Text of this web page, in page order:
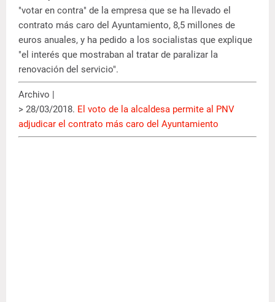
"votar en contra" de la empresa que se ha llevado el
contrato más caro del Ayuntamiento, 8,5 millones de
euros anuales, y ha pedido a los socialistas que explique
"el interés que mostraban al tratar de paralizar la
renovación del servicio".
Archivo |
> 28/03/2018. El voto de la alcaldesa permite al PNV
adjudicar el contrato más caro del Ayuntamiento